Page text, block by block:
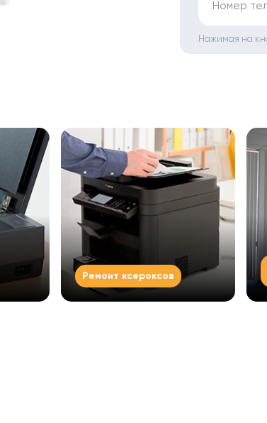
Номер
Нажимая на
Ремонт ксероксов